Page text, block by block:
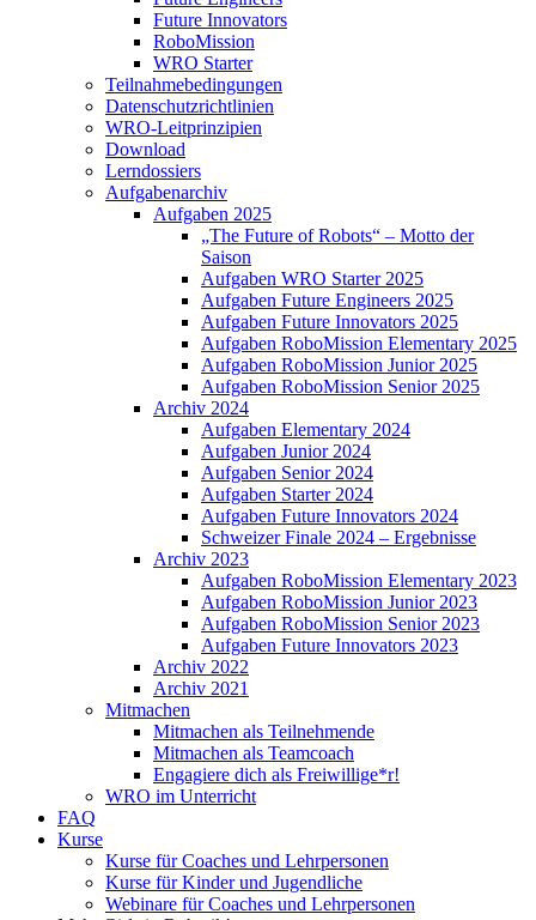
Future Innovators
RoboMission
WRO Starter
Teilnahmebedingungen
Datenschutzrichtlinien
WRO-Leitprinzipien
Download
Lerndossiers
Aufgabenarchiv
Aufgaben 2025
„The Future of Robots“ – Motto der
Saison
Aufgaben WRO Starter 2025
Aufgaben Future Engineers 2025
Aufgaben Future Innovators 2025
Aufgaben RoboMission Elementary 2025
Aufgaben RoboMission Junior 2025
Aufgaben RoboMission Senior 2025
Archiv 2024
Aufgaben Elementary 2024
Aufgaben Junior 2024
Aufgaben Senior 2024
Aufgaben Starter 2024
Aufgaben Future Innovators 2024
Schweizer Finale 2024 – Ergebnisse
Archiv 2023
Aufgaben RoboMission Elementary 2023
Aufgaben RoboMission Junior 2023
Aufgaben RoboMission Senior 2023
Aufgaben Future Innovators 2023
Archiv 2022
Archiv 2021
Mitmachen
Mitmachen als Teilnehmende
Mitmachen als Teamcoach
Engagiere dich als Freiwillige*r!
WRO im Unterricht
FAQ
Kurse
Kurse für Coaches und Lehrpersonen
Kurse für Kinder und Jugendliche
Webinare für Coaches und Lehrpersonen